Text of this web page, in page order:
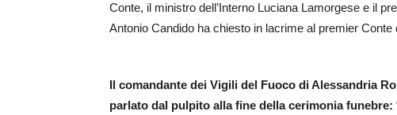
Conte, il ministro dell’Interno Luciana Lamorgese e il
Antonio Candido ha chiesto in lacrime al premier Conte
Il comandante dei Vigili del Fuoco di Alessandria
parlato dal pulpito alla fine della cerimonia funebre: